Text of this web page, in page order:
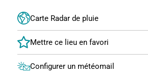
Carte Radar de pluie
Configurer un météomail